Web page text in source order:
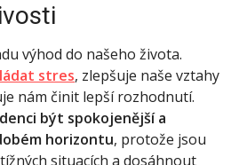
výhod do našeho života.
stres, zlepšuje naše vztahy
nám činit lepší rozhodnutí.
být spokojenější a
horizontu, protože jsou
situacích a dosáhnout